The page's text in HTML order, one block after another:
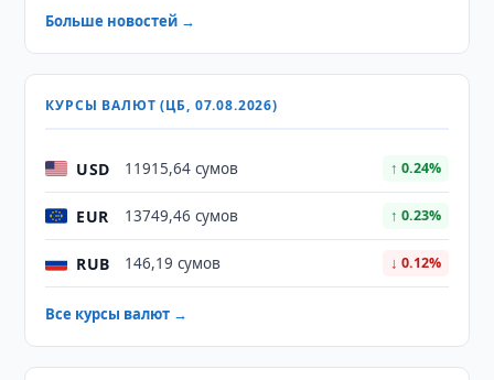
Больше новостей →
КУРСЫ ВАЛЮТ (ЦБ, 07.08.2026)
USD 11915,64 сумов ↑ 0.24%
EUR 13749,46 сумов ↑ 0.23%
RUB 146,19 сумов ↓ 0.12%
Все курсы валют →